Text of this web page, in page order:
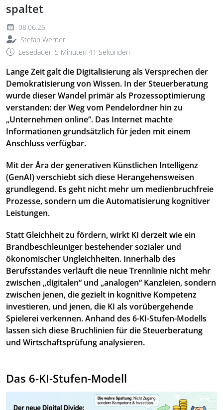
spaltet
08.06.26
Stefan Werner
Lesedauer: 5 Minuten 41 Sekunden
Lange Zeit galt die Digitalisierung als Versprechen der
Demokratisierung von Wissen. In der Steuerberatung
wurde dieser Wandel primär als Prozessoptimierung
verstanden: der Weg vom Pendelordner hin zu
„Unternehmen online“. Das Internet machte
Informationen grundsätzlich für jeden mit einem
Anschluss verfügbar.
Mit der Ära der generativen Künstlichen Intelligenz
(GenAI) verschiebt sich diese Herangehensweisen
grundlegend. Es geht nicht mehr um medienbruchfreie
Prozesse, sondern um die Automatisierung kognitiver
Leistungen.
Statt Gleichheit zu fördern, wirkt KI derzeit wie ein
Brandbeschleuniger bestehender sozialer und
ökonomischer Ungleichheiten. Innerhalb des
Berufsstandes verläuft die neue Trennlinie nicht mehr
zwischen „digitalen“ und „analogen“ Kanzleien, sondern
zwischen jenen, die gezielt in kognitive Kompetenz
investieren, und jenen, die KI als vorübergehende
Spielerei verkennen. Anhand des 6-KI-Stufen-Modells
lassen sich diese Bruchlinien für die Steuerberatung
und Wirtschaftsprüfung analysieren.
Das 6-KI-Stufen-Modell